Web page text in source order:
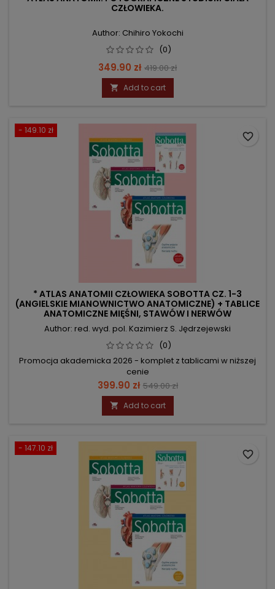
CZŁOWIEKA.
Author: Chihiro Yokochi
(0)
Price
349.90 zł Regular
price
419.00 zł
 Add to cart
- 149.10 zł
* ATLAS ANATOMII CZŁOWIEKA SOBOTTA CZ. 1-3
(ANGIELSKIE MIANOWNICTWO ANATOMICZNE) + TABLICE
ANATOMICZNE MIĘŚNI, STAWÓW I NERWÓW
Author: red. wyd. pol. Kazimierz S. Jędrzejewski
(0)
Promocja akademicka 2026 - komplet z tablicami w niższej
cenie
Price
399.90 zł Regular
price
549.00 zł
 Add to cart
favorite_border
- 147.10 zł
favorite_border